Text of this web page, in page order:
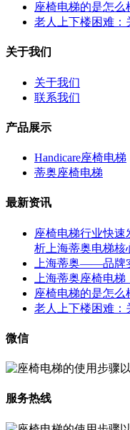
座椅电梯的是怎么
老人上下楼困难：
关于我们
关于我们
联系我们
产品展示
Handicare座椅电梯
蒂奥座椅电梯
最新资讯
座椅电梯行业快
析上海蒂奥电梯核
上海蒂奥——品牌
上海蒂奥座椅电
座椅电梯的是怎么
老人上下楼困难：
微信
服务热线